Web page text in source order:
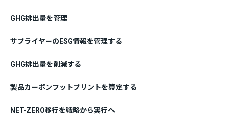
GHG排出量を管理
サプライヤーのESG情報を管理する
GHG排出量を削減する
製品カーボンフットプリントを算定する
NET-ZERO移行を戦略から実行へ